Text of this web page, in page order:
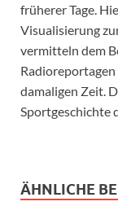
früherer Tage.
Visualisierung
vermitteln dem
damaligen Zeit.
Sportgeschichte
ÄHNLICHE